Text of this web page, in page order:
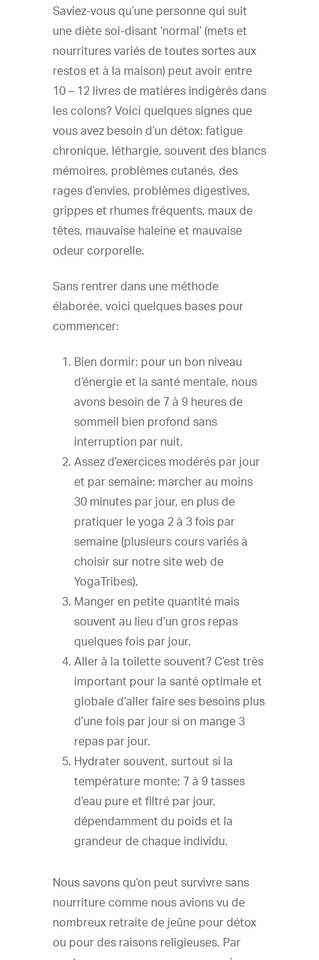
Saviez-vous qu’une personne qui suit
une diète soi-disant ‘normal’ (mets et
nourritures variés de toutes sortes aux
restos et à la maison) peut avoir entre
10 – 12 livres de matières indigèrés dans
les colons? Voici quelques signes que
vous avez besoin d’un détox: fatigue
chronique, léthargie, souvent des blancs
mémoires, problèmes cutanés, des
rages d’envies, problèmes digestives,
grippes et rhumes fréquents, maux de
têtes, mauvaise haleine et mauvaise
odeur corporelle.
Sans rentrer dans une méthode
élaborée, voici quelques bases pour
commencer:
Bien dormir: pour un bon niveau
d’énergie et la santé mentale, nous
avons besoin de 7 à 9 heures de
sommeil bien profond sans
interruption par nuit.
Assez d’exercices modérés par jour
et par semaine: marcher au moins
30 minutes par jour, en plus de
pratiquer le yoga 2 à 3 fois par
semaine (plusieurs cours variés à
choisir sur notre site web de
YogaTribes).
Manger en petite quantité mais
souvent au lieu d’un gros repas
quelques fois par jour.
Aller à la toilette souvent? C’est très
important pour la santé optimale et
globale d’aller faire ses besoins plus
d’une fois par jour si on mange 3
repas par jour.
Hydrater souvent, surtout si la
température monte: 7 à 9 tasses
d’eau pure et filtré par jour,
dépendamment du poids et la
grandeur de chaque individu.
Nous savons qu’on peut survivre sans
nourriture comme nous avions vu de
nombreux retraite de jeûne pour détox
ou pour des raisons religieuses. Par